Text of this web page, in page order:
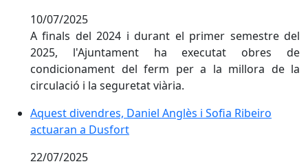
10/07/2025
A finals del 2024 i durant el primer semestre del
2025, l'Ajuntament ha executat obres de
condicionament del ferm per a la millora de la
circulació i la seguretat viària.
Aquest divendres, Daniel Anglès i Sofia Ribeiro
Aquest divendres, Daniel Anglès i Sofia Ribeiro
actuaran a Dusfort
22/07/2025